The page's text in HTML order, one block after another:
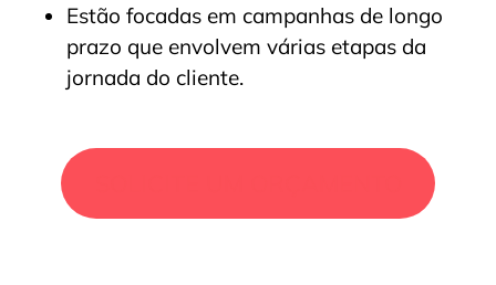
Estão focadas em campanhas de longo
prazo que envolvem várias etapas da
jornada do cliente.